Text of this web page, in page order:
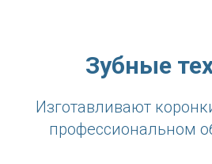
Зубные
Изготавливают
профессиональном